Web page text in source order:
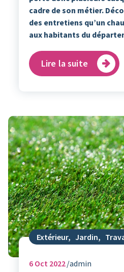
cadre de son métier.
des entretiens qu’un
aux habitants du
Lire la suite
Extérieur, Jardin,
6Oct 2022 admin